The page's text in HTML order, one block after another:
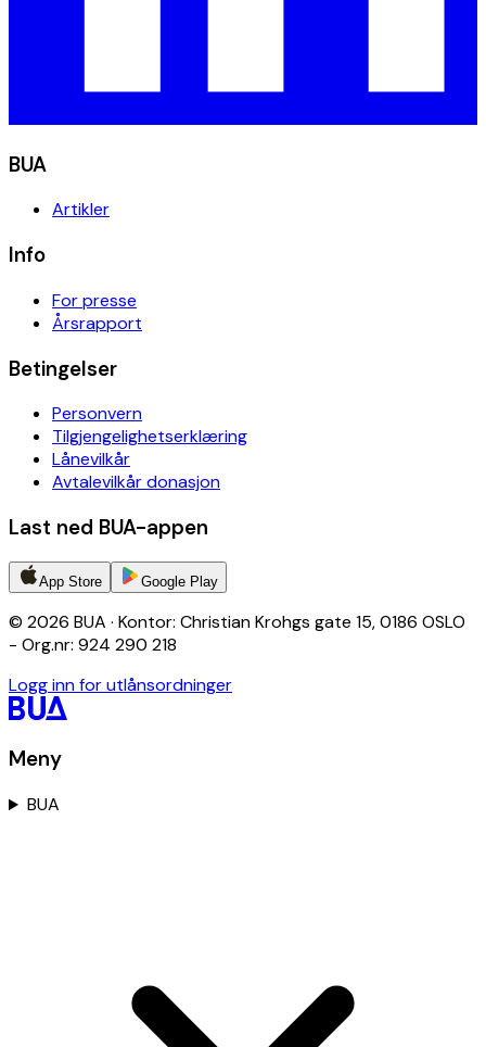
BUA
Artikler
Info
For presse
Årsrapport
Betingelser
Personvern
Tilgjengelighetserklæring
Lånevilkår
Avtalevilkår donasjon
Last ned BUA-appen
App Store Google Play
© 2026 BUA · Kontor: Christian Krohgs gate 15, 0186 OSLO
- Org.nr: 924 290 218
Logg inn for utlånsordninger
Meny
BUA